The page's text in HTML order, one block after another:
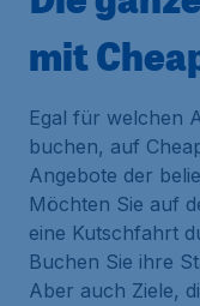
mit
Egal für welchen
buchen, auf
Angebote der
Möchten Sie auf
eine Kutschfahrt
Buchen Sie ihre
Aber auch Ziele,